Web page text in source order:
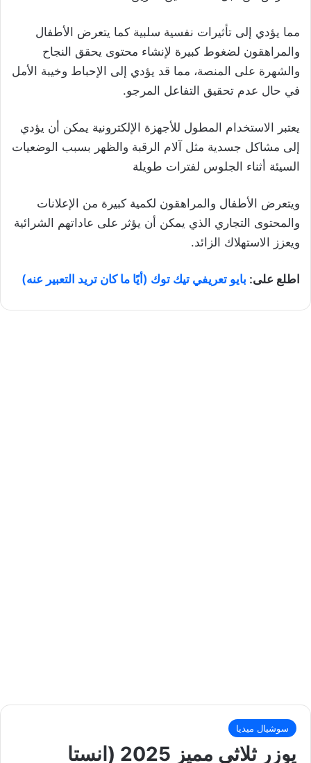
مما يؤدي إلى تأثيرات نفسية سلبية كما يتعرض الأطفال
والمراهقون لضغوط كبيرة لإنشاء محتوى يحقق النجاح
والشهرة على المنصة، مما قد يؤدي إلى الإحباط وخيبة الأمل
في حال عدم تحقيق التفاعل المرجو.
يعتبر الاستخدام المطول للأجهزة الإلكترونية يمكن أن يؤدي
إلى مشاكل جسدية مثل آلام الرقبة والظهر بسبب الوضعيات
السيئة أثناء الجلوس لفترات طويلة
ويتعرض الأطفال والمراهقون لكمية كبيرة من الإعلانات
والمحتوى التجاري الذي يمكن أن يؤثر على عاداتهم الشرائية
ويعزز الاستهلاك الزائد.
اطلع على: بايو تعريفي تيك توك (أيًا ما كان تريد التعبير عنه)